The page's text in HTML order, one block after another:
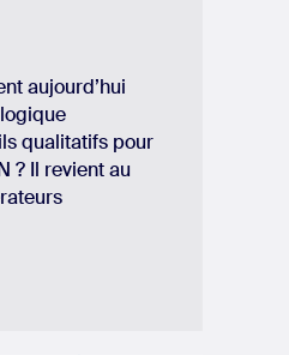
aujourd’hui
qualitatifs pour
? Il revient au